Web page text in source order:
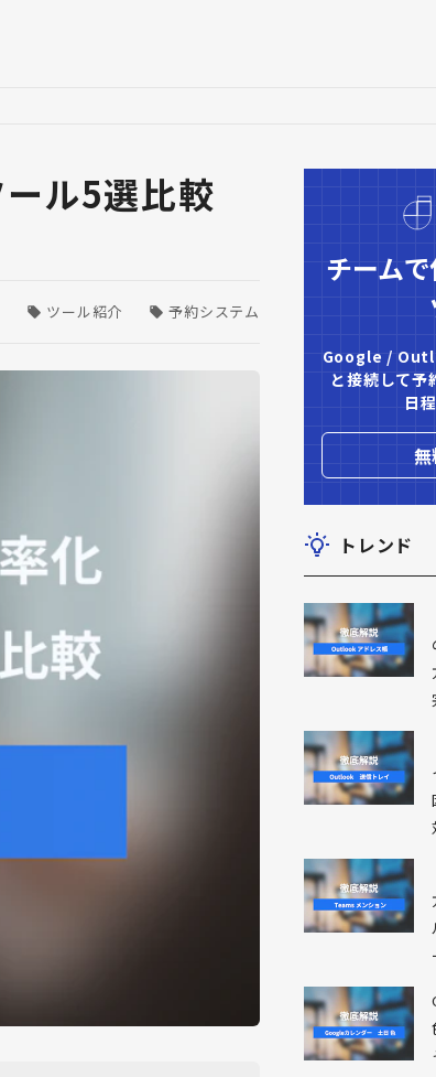
ル5選比較
ツール紹介 予約システム
チーム
Google /
と接続して予
日
トレンド